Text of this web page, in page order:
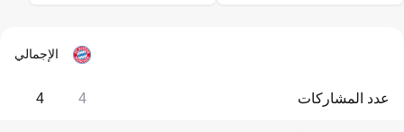
الإجمالي
عدد المشاركات 4
4